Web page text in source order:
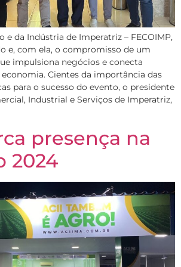
e da Indústria de Imperatriz – FECOIMP,
e, com ela, o compromisso de um
impulsiona negócios e conecta
Cientes da importância das
para o sucesso do evento, o presidente
Industrial e Serviços de Imperatriz,
presença na
2024